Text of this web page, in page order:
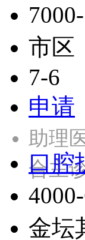
市区
7-6
申请
助理
合主
口腔
金坛